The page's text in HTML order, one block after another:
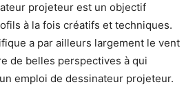
projeteur est un objectif
à la fois créatifs et techniques.
a par ailleurs largement le vent
de belles perspectives à qui
emploi de dessinateur projeteur.